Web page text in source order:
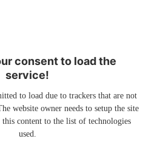
consent to load the
service!
to load due to trackers that are not
website owner needs to setup the site
content to the list of technologies
used.